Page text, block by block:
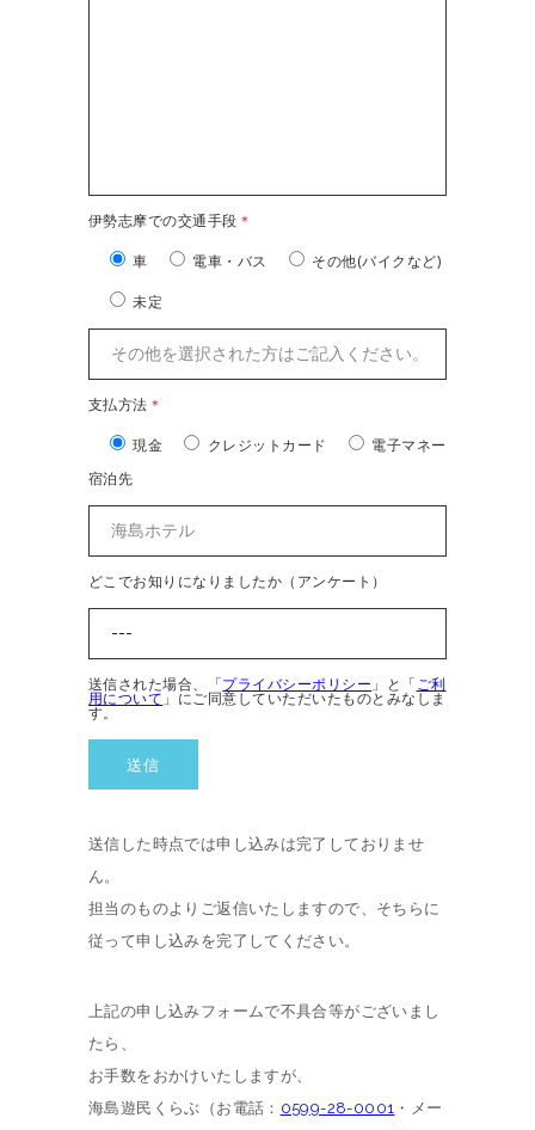
伊勢志摩での交通手段 ＊
車
電車・バス
その他(バイクなど)
未定
支払方法 ＊
現金
クレジットカード
電子マネー
宿泊先
どこでお知りになりましたか（アンケート）
送信された場合、「プライバシーポリシー 」と「ご利
用について 」にご同意していただいたものとみなしま
す。
送信した時点では申し込みは完了しておりませ
ん。
担当のものよりご返信いたしますので、そちらに
従って申し込みを完了してください。
上記の申し込みフォームで不具合等がございまし
たら、
お手数をおかけいたしますが、
海島遊民くらぶ（お電話： 0599-28-0001 ・メー